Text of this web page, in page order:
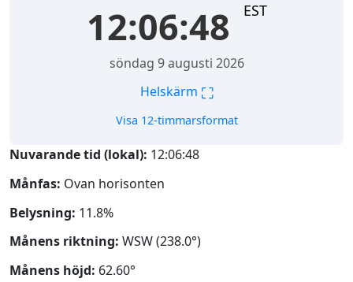
12:06:49 EST
söndag 9 augusti 2026
Helskärm ⛶
Visa 12-timmarsformat
Nuvarande tid (lokal): 12:06:49
Månfas: Ovan horisonten
Belysning: 11.8%
Månens riktning: WSW (238.0°)
Månens höjd: 62.60°